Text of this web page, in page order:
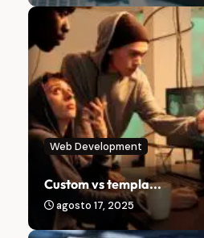
Web Development
Custom vs templa...
agosto 17, 2025